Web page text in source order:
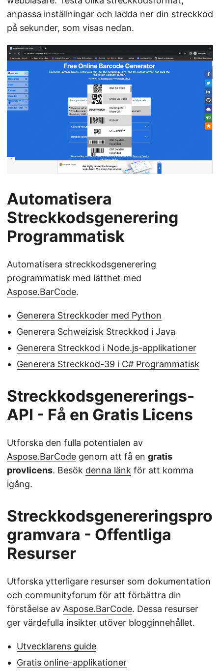
anpassa inställningar och ladda ner din streckkod
på sekunder, som visas nedan.
Automatisera
Streckkodsgenerering
Programmatisk
Automatisera streckkodsgenerering
programmatisk med lätthet med
Aspose.BarCode.
Generera Streckkoder med Python
Generera Schweizisk Streckkod i Java
Generera Streckkod i Node.js-applikationer
Generera Streckkod-39 i C# Programmatisk
Streckkodsgenererings-
API - Få en Gratis Licens
Utforska den fulla potentialen av
Aspose.BarCode genom att få en gratis
provlicens. Besök denna länk för att komma
igång.
Streckkodsgenereringspro
gramvara - Offentliga
Resurser
Utforska ytterligare resurser som dokumentation
och communityforum för att förbättra din
förståelse av Aspose.BarCode. Dessa resurser
ger värdefulla insikter utöver blogginnehållet.
Utvecklarens guide
Gratis online-applikationer